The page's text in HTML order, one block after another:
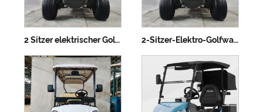
2 Sitzer elektrischer Golfwagen mit Lithiumbatterie 2-Sitzer-Elektro-Golfwagen mit Lithiumbatterie – anpassbare Farben